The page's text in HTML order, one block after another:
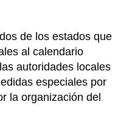
de los estados que
al calendario
autoridades locales
especiales por
la organización del